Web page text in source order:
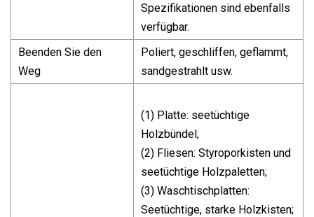
Spezifikationen sind ebenfalls
verfügbar.
Beenden Sie den
Weg
Poliert, geschliffen, geflammt,
sandgestrahlt usw.
(1) Platte: seetüchtige
Holzbündel;
(2) Fliesen: Styroporkisten und
seetüchtige Holzpaletten;
(3) Waschtischplatten:
Seetüchtige, starke Holzkisten;